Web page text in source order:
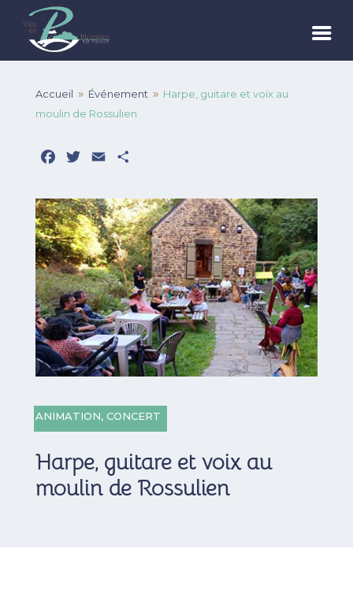
Accueil 9 Événement 9 Harpe, guitare et voix au
moulin de Rossulien
Facebook
Twitter
Email
ANIMATION, CONCERT
Harpe, guitare et voix au
moulin de Rossulien